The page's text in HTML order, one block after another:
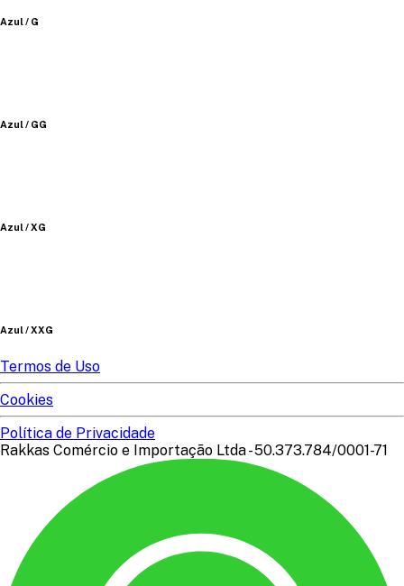
Azul / G
Azul / GG
Azul / XG
Azul / XXG
Termos de Uso
Cookies
Política de Privacidade
Rakkas Comércio e Importação Ltda - 50.373.784/0001-71